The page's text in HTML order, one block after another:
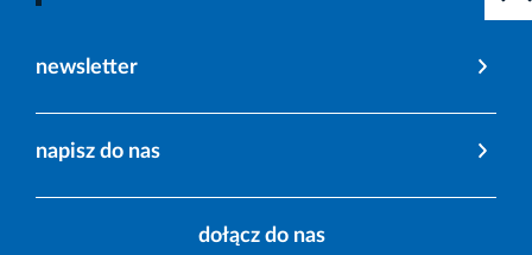
newsletter
napisz do nas
dołącz do nas